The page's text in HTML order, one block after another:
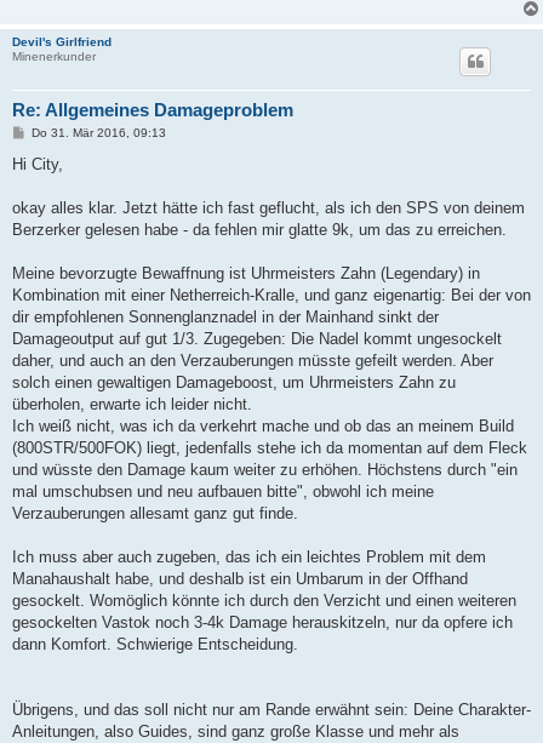
Devil's Girlfriend
Minenerkunder
Re: Allgemeines Damageproblem
B
a
Do 31. Mär 2016, 09:13
Hi City,
okay alles klar. Jetzt hätte ich fast geflucht, als ich den SPS von deinem
Berzerker gelesen habe - da fehlen mir glatte 9k, um das zu erreichen.
Meine bevorzugte Bewaffnung ist Uhrmeisters Zahn (Legendary) in
Kombination mit einer Netherreich-Kralle, und ganz eigenartig: Bei der von
dir empfohlenen Sonnenglanznadel in der Mainhand sinkt der
Damageoutput auf gut 1/3. Zugegeben: Die Nadel kommt ungesockelt
daher, und auch an den Verzauberungen müsste gefeilt werden. Aber
solch einen gewaltigen Damageboost, um Uhrmeisters Zahn zu
überholen, erwarte ich leider nicht.
Ich weiß nicht, was ich da verkehrt mache und ob das an meinem Build
(800STR/500FOK) liegt, jedenfalls stehe ich da momentan auf dem Fleck
und wüsste den Damage kaum weiter zu erhöhen. Höchstens durch "ein
mal umschubsen und neu aufbauen bitte", obwohl ich meine
Verzauberungen allesamt ganz gut finde.
Ich muss aber auch zugeben, das ich ein leichtes Problem mit dem
Manahaushalt habe, und deshalb ist ein Umbarum in der Offhand
gesockelt. Womöglich könnte ich durch den Verzicht und einen weiteren
gesockelten Vastok noch 3-4k Damage herauskitzeln, nur da opfere ich
dann Komfort. Schwierige Entscheidung.
Übrigens, und das soll nicht nur am Rande erwähnt sein: Deine Charakter-
Anleitungen, also Guides, sind ganz große Klasse und mehr als